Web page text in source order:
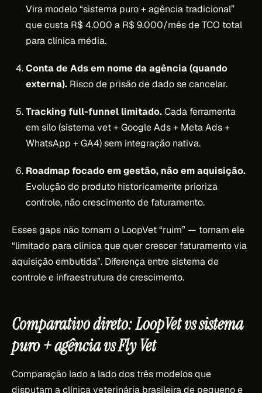
Vira modelo “sistema puro + agência tradicional”
que custa R$ 4.000 a R$ 9.000/mês de TCO total
para clínica média.
Conta de Ads em nome da agência (quando
externa). Risco de prisão de dado se cancelar.
Tracking full-funnel limitado.Cada ferramenta
em silo (sistema vet + Google Ads + Meta Ads +
WhatsApp + GA4) sem integração nativa.
Roadmap focado em gestão, não em aquisição.
Evolução do produto historicamente prioriza
controle, não crescimento de faturamento.
Esses gaps não tornam o LoopVet “ruim” — tornam ele
“limitado para clínica que quer crescer faturamento via
aquisição embutida”. Diferença entre sistema de
controle e infraestrutura de crescimento.
Comparativo direto: LoopVet vs sistema
puro + agência vs Fly Vet
Comparação lado a lado dos três modelos que
disputam a clínica veterinária brasileira de pequeno e